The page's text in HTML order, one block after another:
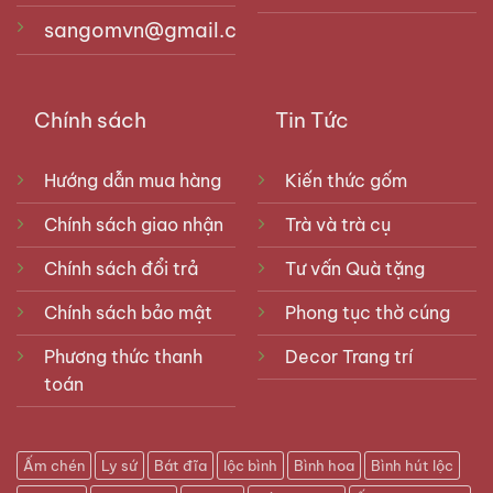
tác dụng đem lại nhiều may mắn, tài lộc và giữ gìn
của cải, tài sản của chủ nhân. Vì vậy đây là một
sangomvn@gmail.com
Chính sách
Hướng dẫn mua hàng
Chính sách giao nhận
Chính sách đổi trả
Chính sách bảo mật
Phương thức thanh
toán
Tin Tức
Kiến thức gốm
Trà và trà cụ
Tư vấn Quà tặng
Phong tục thờ cúng
Decor Trang trí
Ấm chén Ly sứ Bát đĩa lộc bình Bình hoa
Bình hút lộc